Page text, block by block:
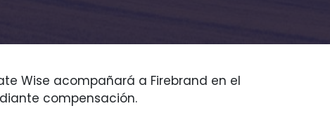
Wise acompañará a Firebrand en el
compensación.